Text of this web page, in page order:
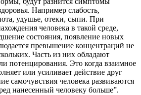
Например слабость,
удушье, отеки, сыпи. При
человека в такой среде,
состояния, появление новых
превышение концентраций не
Часть из них обладают
потенцирования. Это когда взаимное
или усиливает действие друг
самочувствия человека развиваются
нанесенный человеку больше”.